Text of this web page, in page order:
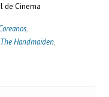
de Cinema
,
The Handmaiden,